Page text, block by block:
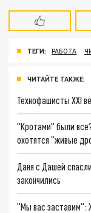
ТЕГИ: РАБОТА
ЧИТАЙТЕ ТАКЖЕ:
Технофашисты XXI
"Кротами" были
охотятся "живые
Даня с Дашей
закончились
"Мы вас заставим":